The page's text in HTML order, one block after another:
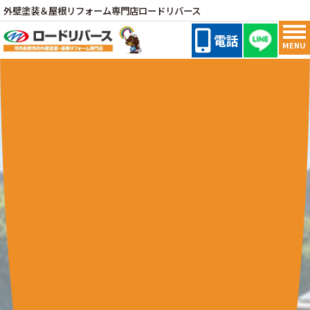
外壁塗装＆屋根リフォーム専門店ロードリバース
電話 MENU